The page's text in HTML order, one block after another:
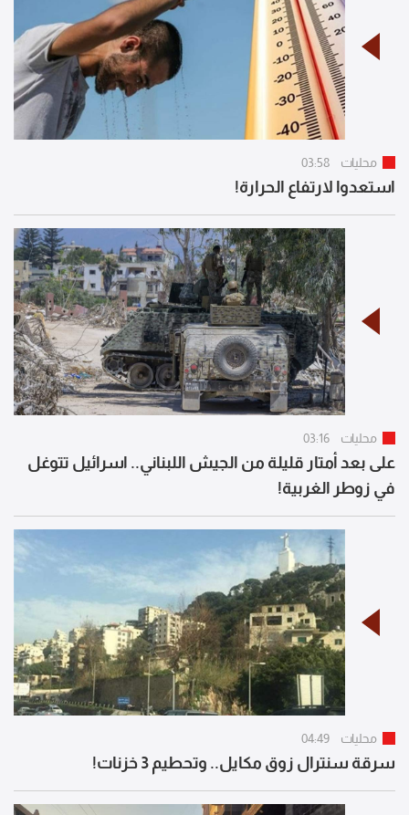
محليات 03:58
استعدوا لارتفاع الحرارة!
محليات 03:16
على بعد أمتار قليلة من الجيش اللبناني.. اسرائيل تتوغل
في زوطر الغربية!
محليات 04:49
سرقة سنترال زوق مكايل.. وتحطيم 3 خزنات!